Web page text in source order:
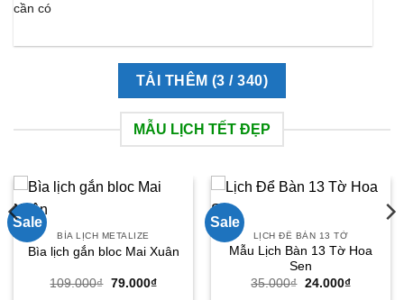
cần có
TẢI THÊM (3 / 340)
MẪU LỊCH TẾT ĐẸP
Sale
BÌA LỊCH METALIZE
Bìa lịch gắn bloc Mai Xuân
109.000₫ Giá
79.000₫Giá
Sale
LỊCH ĐỂ BÀN 13 TỜ
Mẫu Lịch Bàn 13 Tờ Hoa
Sen
35.000₫ Giá
24.000₫Giá